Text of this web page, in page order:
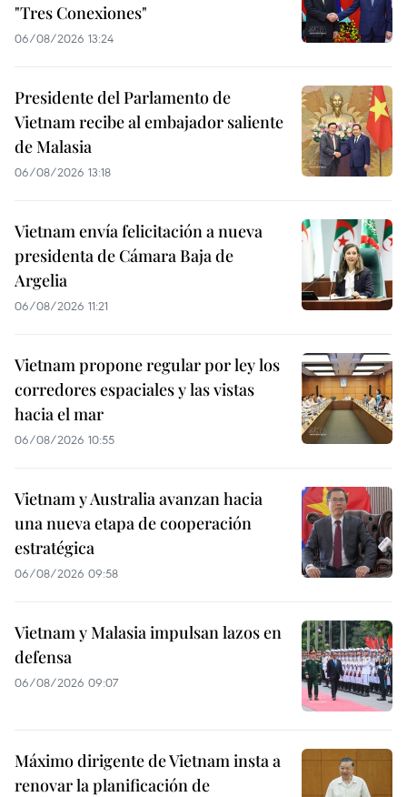
"Tres Conexiones"
06/08/2026 13:24
Presidente del Parlamento de
Vietnam recibe al embajador saliente
de Malasia
06/08/2026 13:18
Vietnam envía felicitación a nueva
presidenta de Cámara Baja de
Argelia
06/08/2026 11:21
Vietnam propone regular por ley los
corredores espaciales y las vistas
hacia el mar
06/08/2026 10:55
Vietnam y Australia avanzan hacia
una nueva etapa de cooperación
estratégica
06/08/2026 09:58
Vietnam y Malasia impulsan lazos en
defensa
06/08/2026 09:07
Máximo dirigente de Vietnam insta a
renovar la planificación de